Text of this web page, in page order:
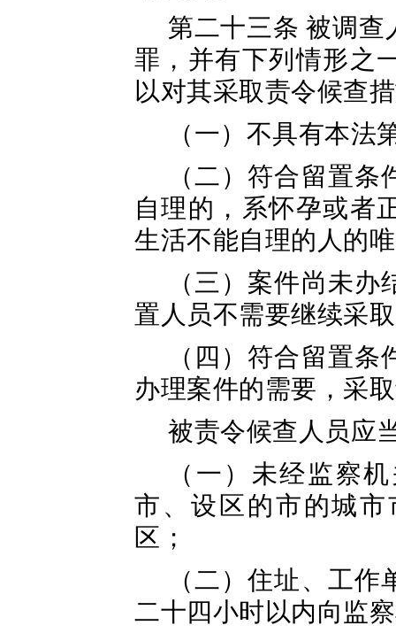
第二十三条 被调
罪，并有下列情形之
以对其采取责令候查
（一）不具有本法
（二）符合留置
自理的，系怀孕或者
生活不能自理的人的
（三）案件尚未
置人员不需要继续采
（四）符合留置
办理案件的需要，采
被责令候查人员应
（一）未经监察
市、设区的市的城
区；
（二）住址、工
二十四小时以内向监